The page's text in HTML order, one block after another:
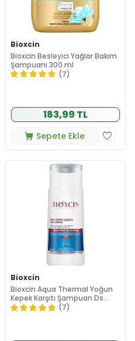
Bioxcin
Bioxcin Besleyici Yağlar Bakım
Şampuanı 300 ml
(7)
183,99 TL
Sepete Ekle
Bioxcin
Bioxcin Aqua Thermal Yoğun
Kepek Karşıtı Şampuan Ds
200ml
(7)